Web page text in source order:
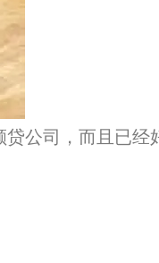
公司，而且已经